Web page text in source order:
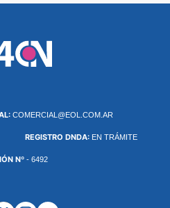
COMERCIAL@EOL.COM.AR
REGISTRO DNDA: EN TRÁMITE
Nº - 6492